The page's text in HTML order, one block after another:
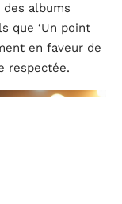
albums
que ‘Un point
en faveur de
respectée.